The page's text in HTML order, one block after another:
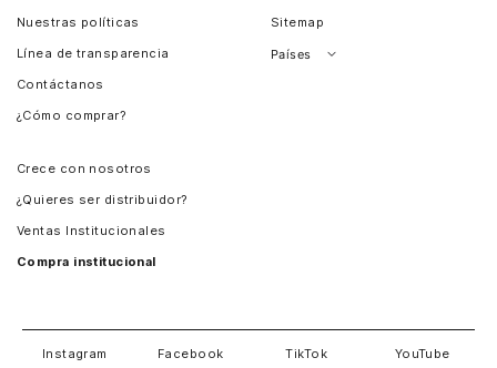
Nuestras políticas
Línea de transparencia
Contáctanos
¿Cómo comprar?
Sitemap
Países
Crece con nosotros
¿Quieres ser distribuidor?
Ventas Institucionales
Compra institucional
Instagram Facebook TikTok YouTube